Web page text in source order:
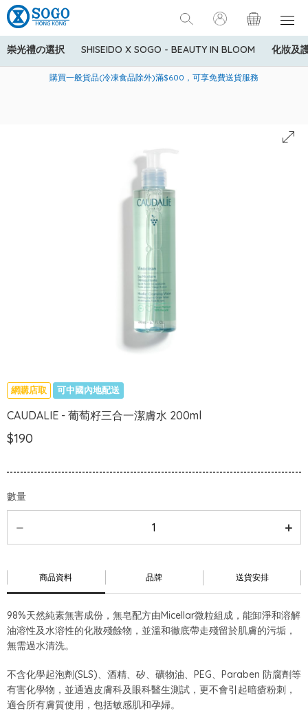
崇光禮の選択 SHISEIDO X SOGO - BEAUTY IN BLOOM 化妝及
美國運通Explorer®信用卡會員購物禮遇：高達5%簽賬回贈！
購買一般貨品(冷凍食品除外)滿$600，可享免費送貨服務
寄送中國內地服務只適用於指定商品，若訂單金額少於HK$600(折
網購店取 可中國內地配送
CAUDALIE - 葡萄籽三合一潔膚水 200ml
$190
數量
商品資料 品牌 送貨安排
98%天然純素無害成份，無皂配方由Micellar微粒組成，能卸淨和溶解
油溶性及水溶性的化妝殘餘物，並溫和徹底帶走殘留於肌膚的污垢，
無需過水清洗。
不含化學起泡劑(SLS)、酒精、矽、礦物油、PEG、Paraben 防腐劑等
有害化學物，並通過皮膚科及眼科醫生測試，更不會引起暗瘡粉刺，
適合所有膚質使用，包括敏感肌和孕婦。